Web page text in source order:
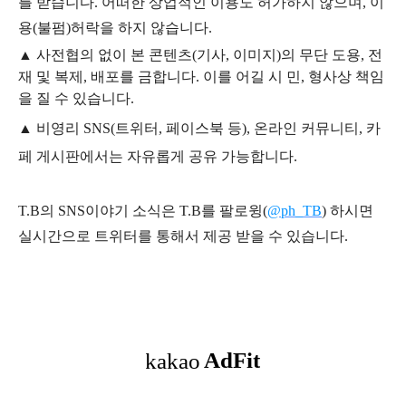
용(불펌)허락을 하지 않습니다.
▲ 사전협의 없이 본 콘텐츠(기사, 이미지)의 무단 도용, 전
재 및 복제, 배포를 금합니다. 이를 어길 시 민, 형사상 책임
을 질 수 있습니다.
▲ 비영리 SNS(트위터, 페이스북 등), 온라인 커뮤니티, 카
페 게시판에서는 자유롭게 공유 가능합니다.
T.B의 SNS이야기 소식은 T.B를 팔로윙(@ph_TB) 하시면
실시간으로 트위터를 통해서 제공 받을 수 있습니다.